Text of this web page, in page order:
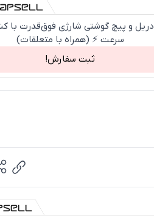
دریل و پیچ گوشتی شارژی فوق‌قدرت با
سرعت ⚡ (همراه با متعلقات)
ثبت سفارش!